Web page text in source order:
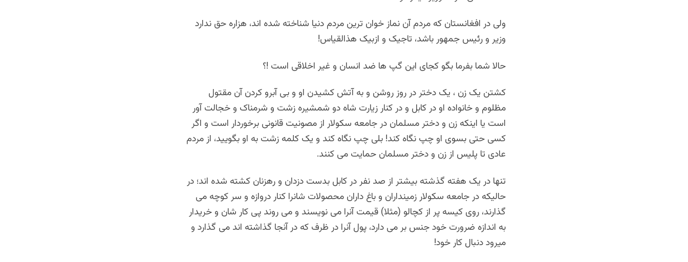
ولی در افغانستان که مردم آن نماز خوان ترین مردم دنیا شناخته شده اند، هزاره حق ندارد
وزیر و رئیس جمهور باشد، تاجیک و ازبیک هذالقیاس!
حالا شما بفرما بگو کجای این گپ ها ضد انسان و غیر اخلاقی است !؟
کشتن یک زن ، یک دختر در روز روشن و به آتش کشیدن او و بی آبرو کردن آن مقتول
مظلوم و خانواده او در کابل و در کنار زیارت شاه دو شمشیره زشت و شرمناک و خجالت آور
است یا اینکه زن و دختر مسلمان در جامعه سکولار از مصونیت قانونی برخوردار است و اگر
کسی حتی بسوی او چپ نگاه کند! بلی چپ نگاه کند و یک کلمه زشت به او بگویید، از مردم
عادی تا پلیس از زن و دختر مسلمان حمایت می کنند.
تنها در یک هفته گذشته بیشتر از صد نفر در کابل بدست دزدان و رهزنان کشته شده اند؛ در
حالیکه در جامعه سکولار زمینداران و باغ داران محصولات شانرا کنار دروازه و سر کوچه می
گذارند، روی کیسه پر از کچالو (مثلا) قیمت آنرا می نویسند و می روند پی کار شان و خریدار
به اندازه ضرورت خود جنس بر می دارد، پول آنرا در ظرف که در آنجا گذاشته اند می گذارد و
میرود دنبال کار خود!